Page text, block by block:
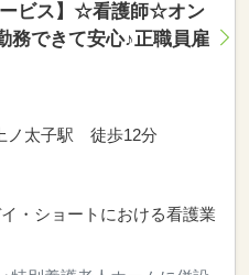
ービス】☆看護師☆オン
務できて安心♪正職員雇
ノ太子駅 徒歩12分
・ショートにおける看護業